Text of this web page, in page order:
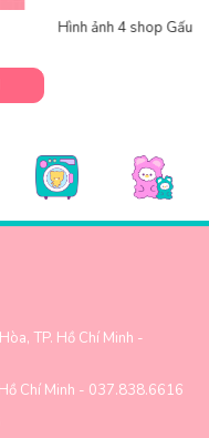
TP. Hồ Chí Minh -
Chí Minh - 037.838.6616